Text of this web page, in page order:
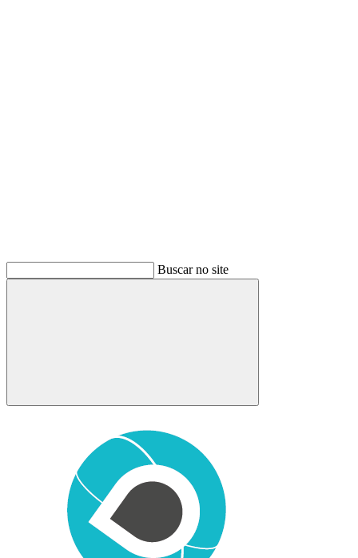
Buscar no site
Buscar